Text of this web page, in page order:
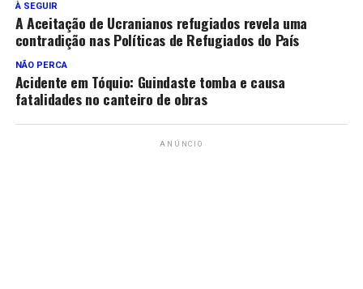
À SEGUIR
A Aceitação de Ucranianos refugiados revela uma
contradição nas Políticas de Refugiados do País
NÃO PERCA
Acidente em Tóquio: Guindaste tomba e causa
fatalidades no canteiro de obras
ANÚNCIO